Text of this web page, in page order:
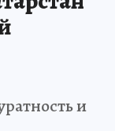
и